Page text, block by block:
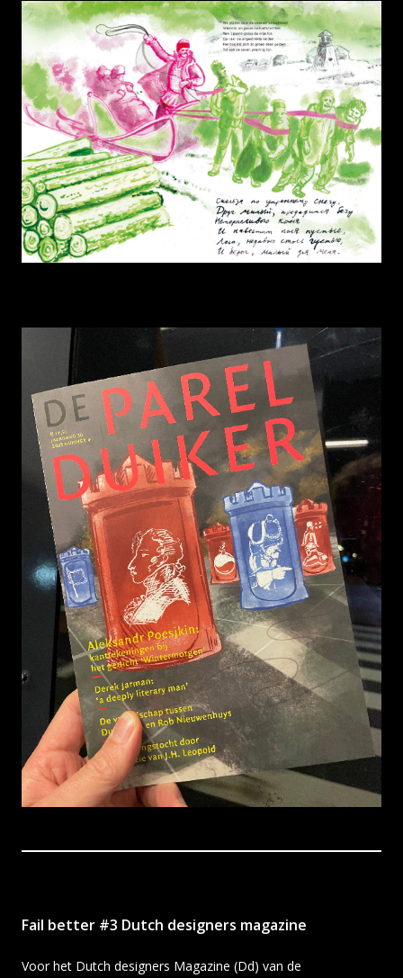
Fail better #3 Dutch designers magazine
Voor het Dutch designers Magazine (Dd) van de